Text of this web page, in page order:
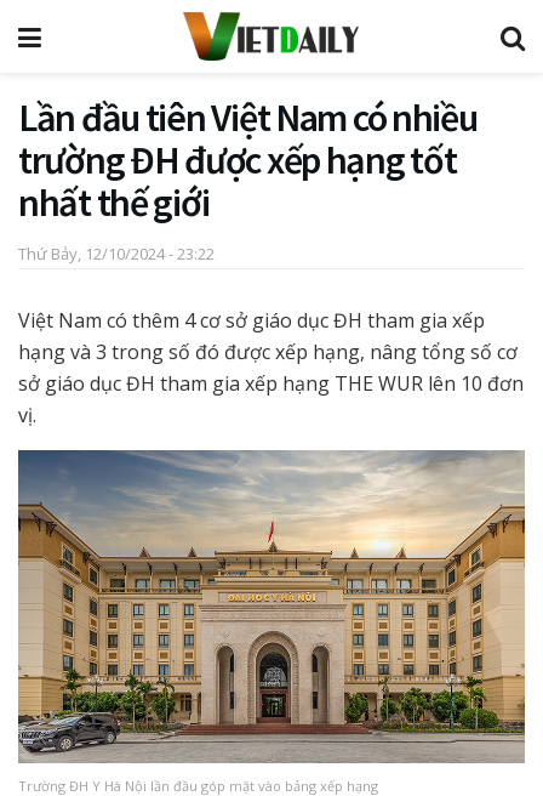
Lần đầu tiên Việt Nam có nhiều
trường ĐH được xếp hạng tốt
nhất thế giới
Thứ Bảy, 12/10/2024 - 23:22
Việt Nam có thêm 4 cơ sở giáo dục ĐH tham gia xếp
hạng và 3 trong số đó được xếp hạng, nâng tổng số cơ
sở giáo dục ĐH tham gia xếp hạng THE WUR lên 10 đơn
vị.
Trường ĐH Y Hà Nội lần đầu góp mặt vào bảng xếp hạng